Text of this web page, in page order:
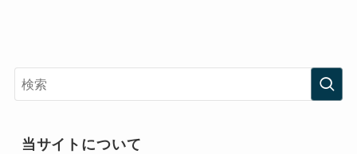
当サイトについて